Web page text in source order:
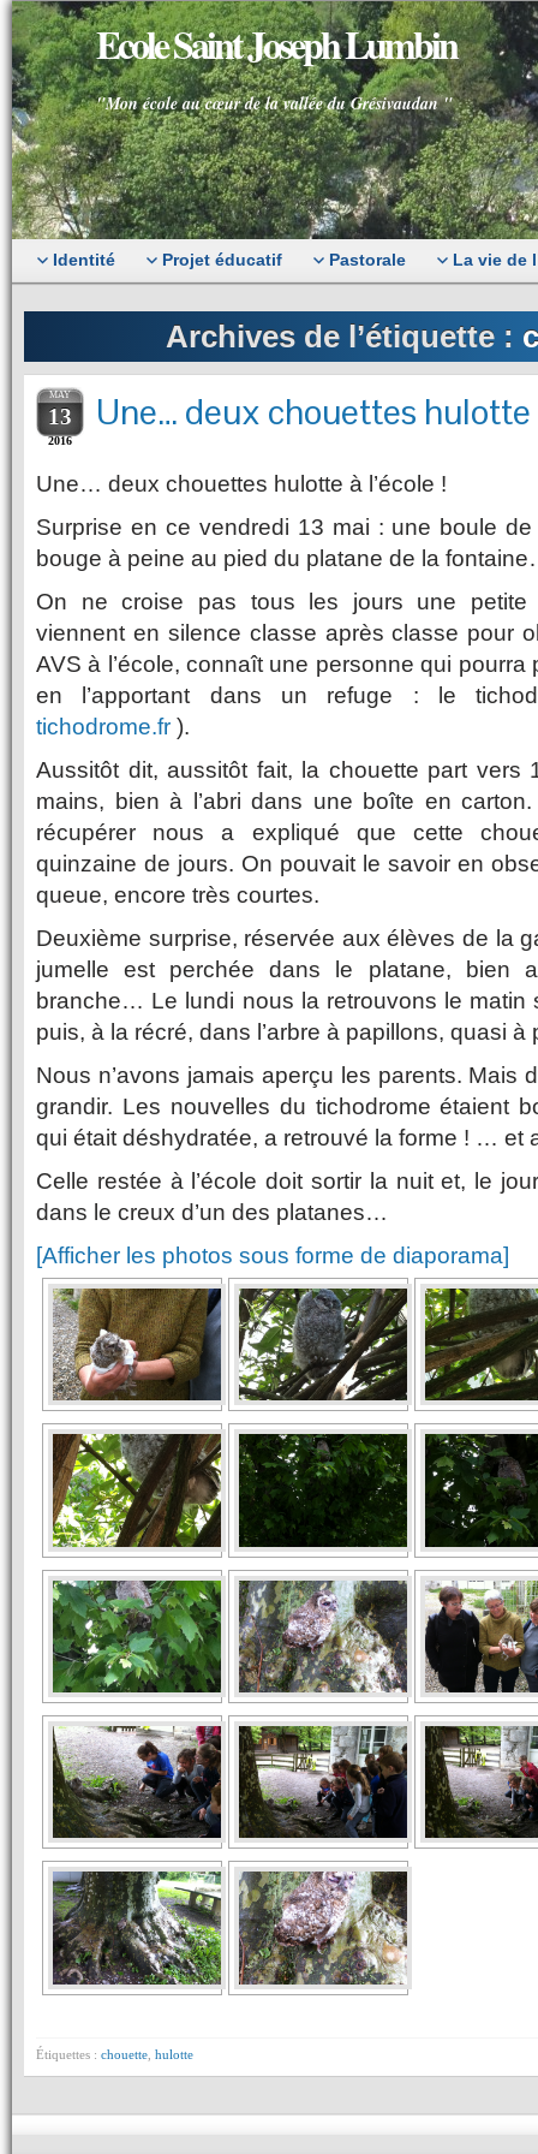
Ecole Saint Joseph Lumbin
"Mon école au cœur de la vallée du Grésivaudan "
Identité Projet éducatif Pastorale La vie de
Archives de l’étiquette :
MAY
13
2016
Une… deux chouettes hulotte
Une… deux chouettes hulotte à l’école !
Surprise en ce vendredi 13 mai : une boule
bouge à peine au pied du platane de la
On ne croise pas tous les jours une
viennent en silence classe après classe pour
AVS à l’école, connaît une personne qui pourra
en l’apportant dans un refuge : le
tichodrome.fr ).
Aussitôt dit, aussitôt fait, la chouette part vers
mains, bien à l’abri dans une boîte en
récupérer nous a expliqué que cette
quinzaine de jours. On pouvait le savoir en
queue, encore très courtes.
Deuxième surprise, réservée aux élèves de la
jumelle est perchée dans le platane, bien
branche… Le lundi nous la retrouvons le matin
puis, à la récré, dans l’arbre à papillons, quasi à
Nous n’avons jamais aperçu les parents. Mais
grandir. Les nouvelles du tichodrome étaient
qui était déshydratée, a retrouvé la forme ! … et
Celle restée à l’école doit sortir la nuit et, le
dans le creux d’un des platanes…
[Afficher les photos sous forme de diaporama]
Étiquettes : chouette hulotte